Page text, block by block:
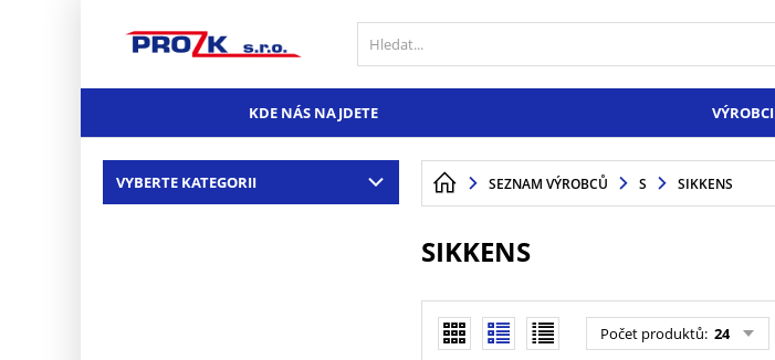
KDE NÁS NAJDETE VÝROBCI
VYBERTE KATEGORII SEZNAM VÝROBCŮ S SIKKENS
SIKKENS
Počet produktů: 24